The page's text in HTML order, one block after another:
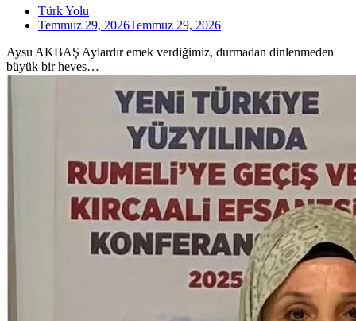
Türk Yolu
Temmuz 29, 2026Temmuz 29, 2026
Aysu AKBAŞ Aylardır emek verdiğimiz, durmadan dinlenmeden
büyük bir heves…